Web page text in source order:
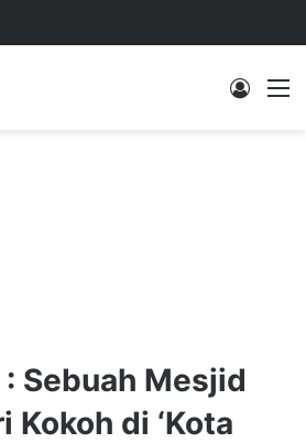
Log In
Sebuah Mesjid
Kokoh di ‘Kota